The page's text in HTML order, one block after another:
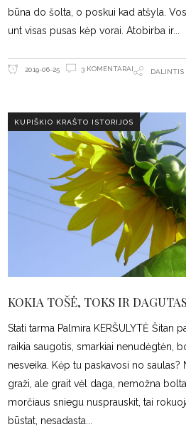
būna do šolta, o poskui kad atšyla.
unt visas pusas kėp vorai. Atobirba ir
2019-06-25 3 KOMENTARAI DALINTIS
KUPIŠKIO KRAŠTO ISTORIJOS
KOKIA TOŠĖ, TOKS IR DAGUTAS
Stati tarma Palmira KERŠULYTĖ Šitan
raikia saugotis, smarkiai nenudėgtėn,
nesveika. Kėp tu paskavosi no saulas?
graži, ale grait vėl daga, nemožna
morčiaus sniegu nusprauskit, tai
būstat, nesadasta